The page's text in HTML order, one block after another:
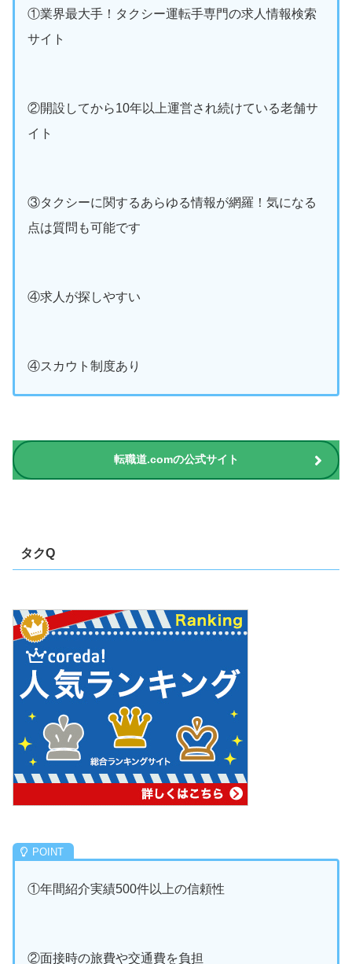
①業界最大手！タクシー運転手専門の求人情報検索
サイト
②開設してから10年以上運営され続けている老舗サ
イト
③タクシーに関するあらゆる情報が網羅！気になる
点は質問も可能です
④求人が探しやすい
④スカウト制度あり
転職道.comの公式サイト
タクQ
①年間紹介実績500件以上の信頼性
②面接時の旅費や交通費を負担